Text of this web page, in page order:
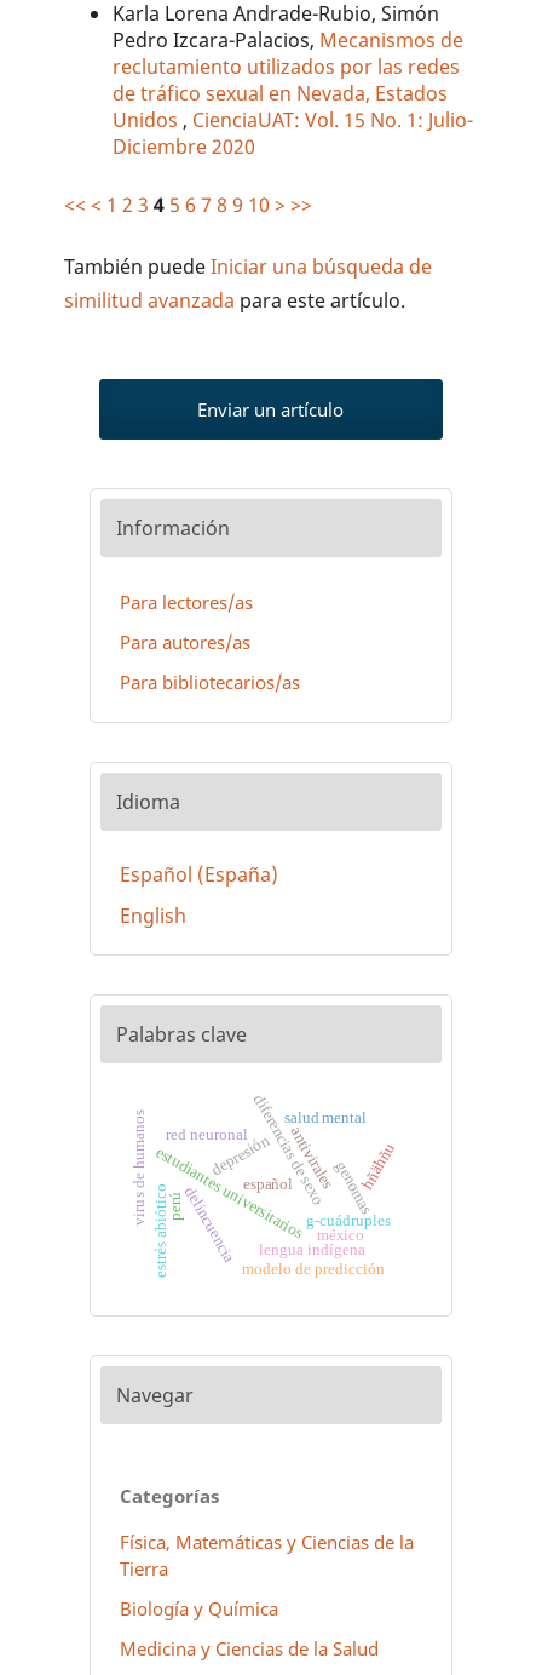
Karla Lorena Andrade-Rubio, Simón
Pedro Izcara-Palacios, Mecanismos de
reclutamiento utilizados por las redes
de tráfico sexual en Nevada, Estados
Unidos , CienciaUAT: Vol. 15 No. 1: Julio-
Diciembre 2020
<< < 1 2 3 4 5 6 7 8 9 10 > >>
También puedeIniciar una búsqueda de
similitud avanzada para este artículo.
Enviar un artículo
Información
Para lectores/as
Para autores/as
Para bibliotecarios/as
Idioma
Español (España)
English
Palabras clave
depresión
estudiantes universitarios
diferencias de sexo
salud mental
g-cuádruples
virus de humanos genomas
antivirales
delincuencia
perú
lengua indígena
hñähñu
español
red neuronal
modelo de predicción
méxico
estrés abiótico
Navegar
Categorías
Física, Matemáticas y Ciencias de la
Tierra
Biología y Química
Medicina y Ciencias de la Salud